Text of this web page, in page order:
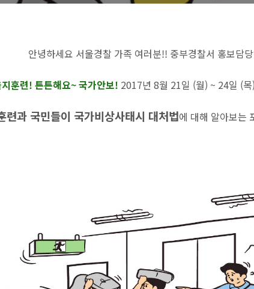
안녕하세요 서울경찰 가족 여러분!! 중부경찰서 홍보담
훈련! 튼튼해요~ 국가안보! 2017년 8월 21일 (월) ~ 24일 (
련과 국민들이 국가비상사태시 대처법에 대해 알아보는